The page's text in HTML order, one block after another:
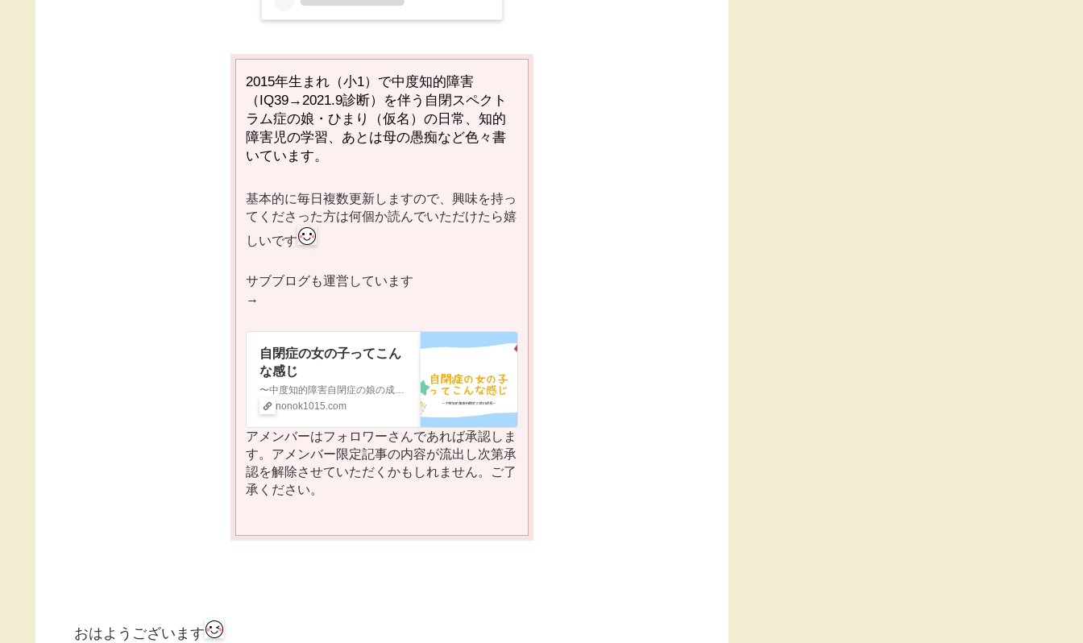
2015年生まれ（小1）で中度知的障害
（IQ39→2021.9診断）を伴う自閉スペクト
ラム症の娘・ひまり（仮名）の日常、知的
障害児の学習、あとは母の愚痴など色々書
いています。
基本的に毎日複数更新しますので、興味を持っ
てくださった方は何個か読んでいただけたら嬉
しいです
サブブログも運営しています
→
自閉症の女の子ってこん
な感じ
〜中度知的障害自閉症の娘の成長〜
nonok1015.com
アメンバーはフォロワーさんであれば承認しま
す。アメンバー限定記事の内容が流出し次第承
認を解除させていただくかもしれません。ご了
承ください。
おはようございます